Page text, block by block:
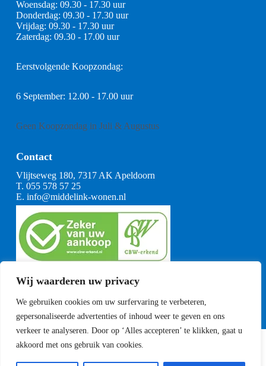
Wij waarderen uw privacy
We gebruiken cookies om uw surfervaring te verbeteren,
gepersonaliseerde advertenties of inhoud weer te geven en ons
verkeer te analyseren. Door op ‘Alles accepteren’ te klikken, gaat u
akkoord met ons gebruik van cookies.
Woensdag: 09.30 - 17.30 uur
Donderdag: 09.30 - 17.30 uur
Vrijdag: 09.30 - 17.30 uur
Zaterdag: 09.30 - 17.00 uur
Eerstvolgende Koopzondag:
6 September: 12.00 - 17.00 uur
Geen Koopzondag in Juli & Augustus
Contact
Vlijtseweg 180, 7317 AK Apeldoorn
T. 055 578 57 25
E. info@middelink-wonen.nl
KvK: 08164360
BTW: NL001377739B29
Algemene voorwaarden
CBW voorwaarden
Copyright Middelink Wonen 2023